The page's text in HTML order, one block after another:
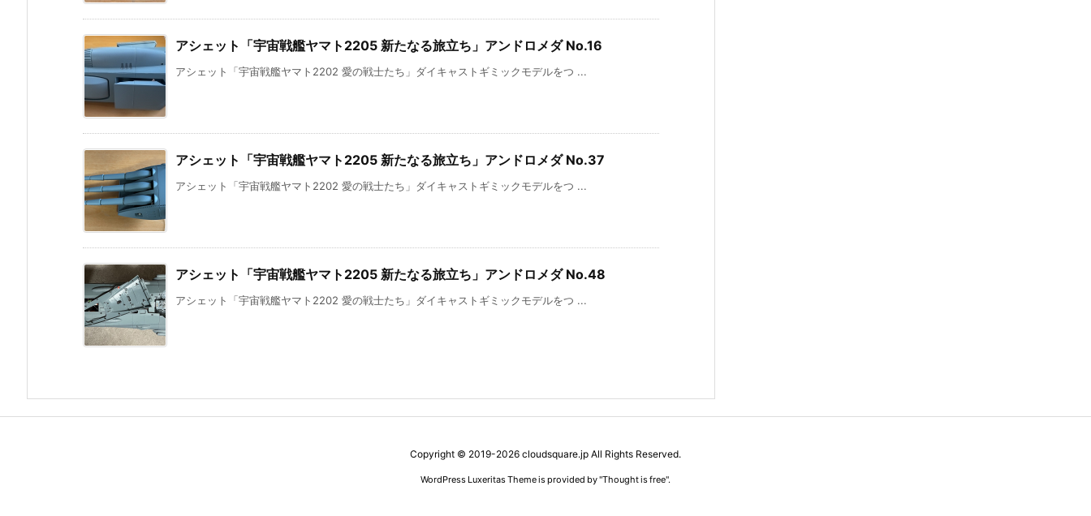
アシェット「宇宙戦艦ヤマト2205 新たなる旅立ち」アンドロメダ No.16
アシェット「宇宙戦艦ヤマト2202 愛の戦士たち」ダイキャストギミックモデルをつ ...
アシェット「宇宙戦艦ヤマト2205 新たなる旅立ち」アンドロメダ No.37
アシェット「宇宙戦艦ヤマト2202 愛の戦士たち」ダイキャストギミックモデルをつ ...
アシェット「宇宙戦艦ヤマト2205 新たなる旅立ち」アンドロメダ No.48
アシェット「宇宙戦艦ヤマト2202 愛の戦士たち」ダイキャストギミックモデルをつ ...
Copyright © 2019-2026 cloudsquare.jp All Rights Reserved.
WordPress Luxeritas Theme is provided by "Thought is free".